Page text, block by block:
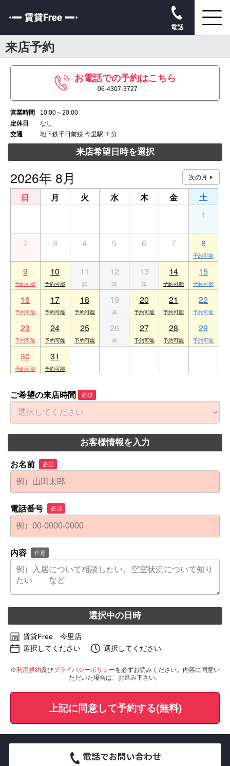
電話
来店予約
お電話での予約はこちら
06-4307-3727
営業時間
10:00～20:00
定休日
なし
交通
地下鉄千日前線 今里駅 １分
来店希望日時を選択
2026年 8月
日 月 火 水 木 金
土
1
2 3 4 5 6 7 8
9 10 11 12 13 14 15
16 17 18 19 20 21 22
23 24 25 26 27 28 29
30 31
ご希望の来店時間 必須
お客様情報を入力
お名前 必須
電話番号 必須
内容 任意
選択中の日時
賃貸Free 今里店
選択してください
選択してください
※利用規約及びプライバシーポリシーを必ずお読みください。内容に同意い
ただいた場合は、お進み下さい。
上記に同意して予約する(無料)
電話でお問い合わせ